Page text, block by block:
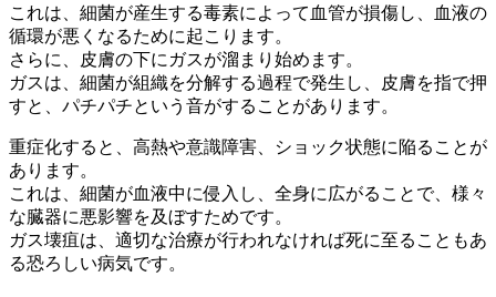
これは、 細菌が産生する毒素によって血管が損傷し、血液の
循環が悪くなるために起こります。
さらに、皮膚の下にガスが溜まり始めます。
ガスは、 細菌が組織を分解する過程で発生し、皮膚を指で押
すと、パチパチという音がすることがあります。
重症化すると、高熱や意識障害、ショック状態に陥ることが
あります。
これは、 細菌が血液中に侵入 し、全身に広がることで、様々
な臓器に悪影響を及ぼすためです。
ガス壊疽は、 適切な治療が行われなければ死に至る こともあ
る恐ろしい病気です。